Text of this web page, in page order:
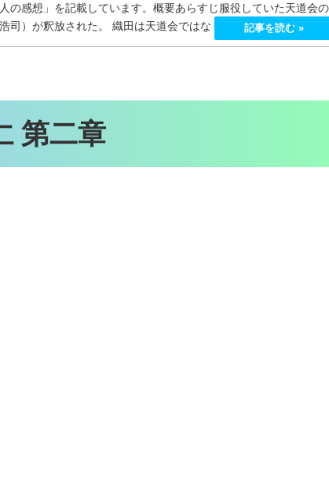
の感想」を記載しています。 概要あらすじ服役していた天道会の
司）が釈放された。 織田は天道会ではなく、織田同志会へ復帰
第二章